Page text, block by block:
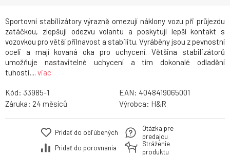
Sportovní stabilizátory výrazně omezují náklony vozu při průjezdu
zatáčkou, zlepšují odezvu volantu a poskytují lepší kontakt s
vozovkou pro větší přilnavost a stabilitu. Vyráběny jsou z pevnostní
oceli a mají kovaná oka pro uchycení. Většina stabilizátorů
umožňuje nastavitelné uchycení a tím dokonalé odladění
tuhosti.... viac
Kód: 33985-1 EAN: 4048419065001
Záruka: 24 Výrobca: H&R
Pridať do obľúbených
Pridať do porovnania
Otázka pre
predajcu
Stráženie
produktu